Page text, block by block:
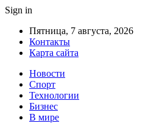
Sign in
Пятница, 7 августа, 2026
Контакты
Карта сайта
Новости
Спорт
Технологии
Бизнес
В мире